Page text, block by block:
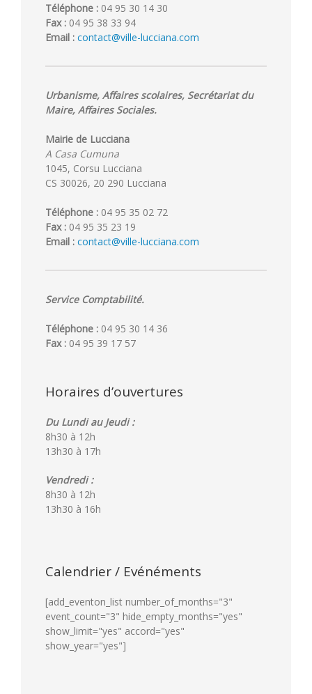
Téléphone : 04 95 30 14 30
Fax : 04 95 38 33 94
Email : contact@ville-lucciana.com
Urbanisme, Affaires scolaires, Secrétariat du
Maire, Affaires Sociales.
Mairie de Lucciana
A Casa Cumuna
1045, Corsu Lucciana
CS 30026, 20 290 Lucciana
Téléphone : 04 95 35 02 72
Fax : 04 95 35 23 19
Email : contact@ville-lucciana.com
Service Comptabilité.
Téléphone : 04 95 30 14 36
Fax : 04 95 39 17 57
Horaires d’ouvertures
Du Lundi au Jeudi :
8h30 à 12h
13h30 à 17h
Vendredi :
8h30 à 12h
13h30 à 16h
Calendrier / Evénéments
[add_eventon_list number_of_months="3"
event_count="3" hide_empty_months="yes"
show_limit="yes" accord="yes"
show_year="yes"]